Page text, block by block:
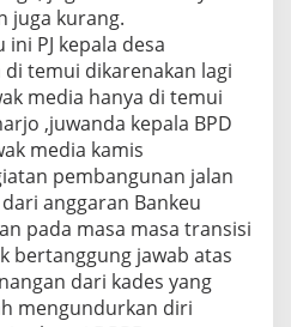
juga kurang.
PJ kepala desa
temui dikarenakan lagi
media hanya di temui
,juwanda kepala BPD
media kamis
pembangunan jalan
anggaran Bankeu
pada masa masa transisi
bertanggung jawab atas
dari kades yang
mengundurkan diri